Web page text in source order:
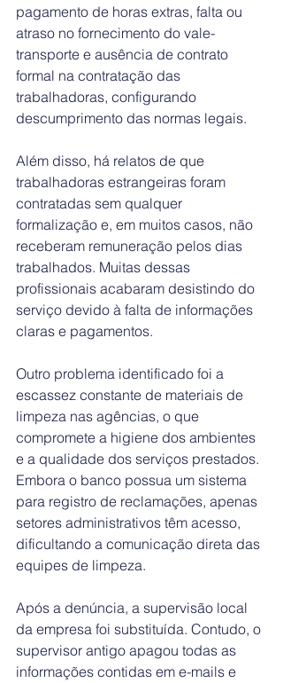
pagamento de horas extras, falta ou
atraso no fornecimento do vale-
transporte e ausência de contrato
formal na contratação das
trabalhadoras, configurando
descumprimento das normas legais.
Além disso, há relatos de que
trabalhadoras estrangeiras foram
contratadas sem qualquer
formalização e, em muitos casos, não
receberam remuneração pelos dias
trabalhados. Muitas dessas
profissionais acabaram desistindo do
serviço devido à falta de informações
claras e pagamentos.
Outro problema identificado foi a
escassez constante de materiais de
limpeza nas agências, o que
compromete a higiene dos ambientes
e a qualidade dos serviços prestados.
Embora o banco possua um sistema
para registro de reclamações, apenas
setores administrativos têm acesso,
dificultando a comunicação direta das
equipes de limpeza.
Após a denúncia, a supervisão local
da empresa foi substituída. Contudo, o
supervisor antigo apagou todas as
informações contidas em e-mails e